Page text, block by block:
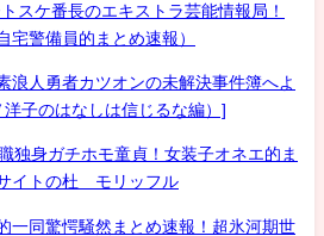
スケ番長のエキストラ芸能情報局！
宅警備員的まとめ速報）
浪人勇者カツオンの未解決事件簿へよ
子のはなしは信じるな編）]
身ガチホモ童貞！女装子オネエ的ま
イトの杜 モリッフル
一同驚愕騒然まとめ速報！超氷河期世